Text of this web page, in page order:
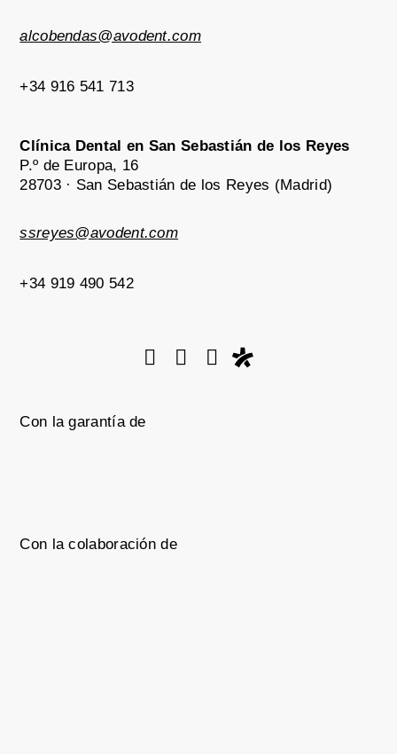
alcobendas@avodent.com
+34 916 541 713
Clínica Dental en San Sebastián de los Reyes
P.º de Europa, 16
28703 · San Sebastián de los Reyes (Madrid)
ssreyes@avodent.com
+34 919 490 542
Con la garantía de
Con la colaboración de